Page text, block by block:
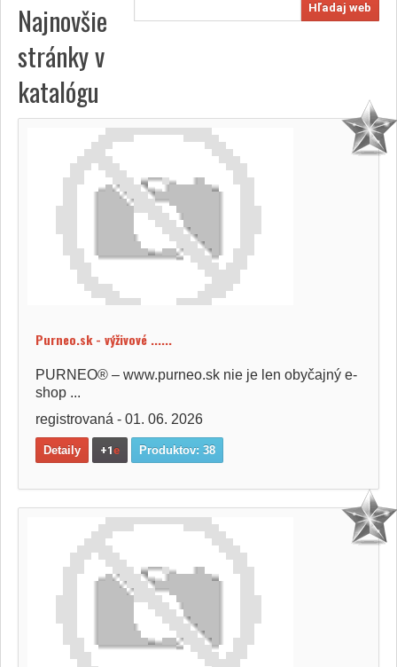
Hľadaj web
Najnovšie
stránky v
katalógu
Purneo.sk - výživové ......
PURNEO® – www.purneo.sk nie je len obyčajný e-
shop ...
registrovaná - 01. 06. 2026
Detaily +1e Produktov: 38